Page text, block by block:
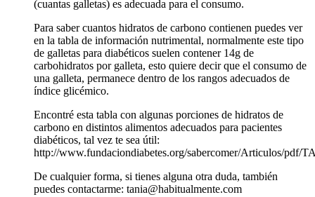
(cuantas galletas) es adecuada para el consumo.
Para saber cuantos hidratos de carbono contienen puedes ver
en la tabla de información nutrimental, normalmente este tipo
de galletas para diabéticos suelen contener 14g de
carbohidratos por galleta, esto quiere decir que el consumo de
una galleta, permanece dentro de los rangos adecuados de
índice glicémico.
Encontré esta tabla con algunas porciones de hidratos de
carbono en distintos alimentos adecuados para pacientes
diabéticos, tal vez te sea útil:
http://www.fundaciondiabetes.org/sabercomer/Articulos/pdf/
De cualquier forma, si tienes alguna otra duda, también
puedes contactarme: tania@habitualmente.com